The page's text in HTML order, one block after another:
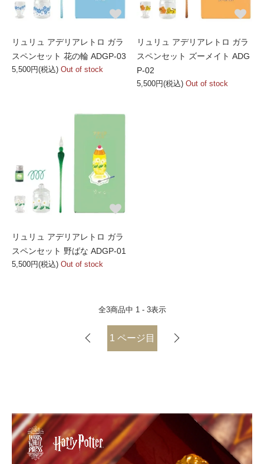
リュリュ アデリアレトロ ガラ
スペンセット 花の輪 ADGP-03
5,500円(税込) Out of stock
リュリュ アデリアレトロ ガラ
スペンセット ズーメイト ADG
P-02
5,500円(税込) Out of stock
リュリュ アデリアレトロ ガラ
スペンセット 野ばな ADGP-01
5,500円(税込) Out of stock
全3商品中 1 - 3表示
1 ページ目